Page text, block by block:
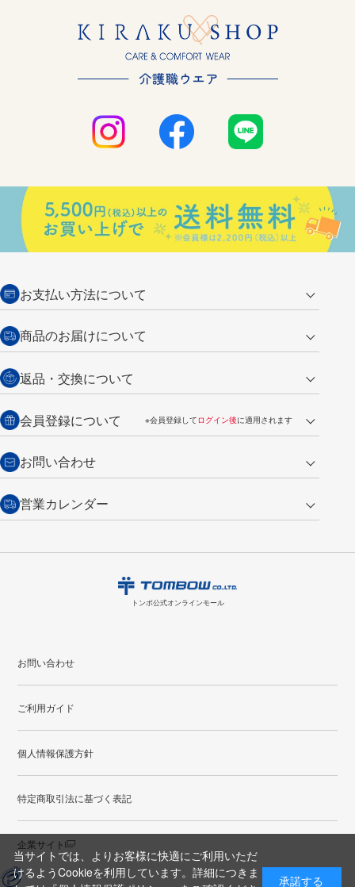
お支払い方法について
クレジットカード
代金引換
銀行振込【前払い】
商品のお届けについて
営業日午前11時までの決済完了の
ご注文は翌営業日の発送
送料：全国一律 660円（税込）
詳しくはご利用ガイドをご覧ください。
返品・交換について
返品の場合
商品到着後7日以内・未使用品に限り返品を承ります。問い合わせフォーム
い。
商品到着後7日以内に限り交換を承ります。
からご連絡
会員登録について ※会員登録してログイン後に適用されます
・新規ご入会で
・税込み2,200円以上のお買い上げで
・次回のお買い物に使えるポイントがお買い上げごとに
ント 付与されます。
会員登録はこちら
お問い合わせ
トンボ製品・サービスに関する
お問い合わせ
購入・返品に関するお問い合わせ
営業カレンダー
16
17 18 19 20 21
22
23
24
20
21
●配送休日
トンボ公式オンラインモール
お問い合わせ
ご利用ガイド
個人情報保護方針
特定商取引法に基づく表記
企業サイト
当サイトでは、よりお客様に快適にご利用いただ
けるようCookieを利用しています。詳細につきま
承諾する